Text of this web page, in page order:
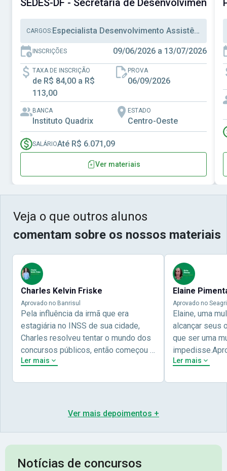
SEDES-DF - Secretaria de Desenvolvimento
CARGOS: Especialista Desenvolvimento Assistência Social, Técnico Desenvolvimento Assistência Social, Técnico Administrativo
INSCRIÇÕES 09/06/2026 a 13/07/2026
TAXA DE INSCRIÇÃO
de R$ 84,00 a R$
113,00
PROVA
06/09/2026
BANCA
Instituto Quadrix
ESTADO
Centro-Oeste
SALÁRIOAté R$ 6.071,09
Ver materiais
Veja o que outros alunos
comentam sobre os nossos materiais
Charles Kelvin Friske
Aprovado no Banrisul
Pela influência da irmã que era
estagiária no INSS de sua cidade,
Charles resolveu tentar o mundo dos
concursos públicos, então começou a
estudar com contéudo gratuito que a
preparação completa, e o resultado
abriu o concurso para o Banco da sua
cidade, o Banrisul. Se tornou
assinante premium e em seguida
Ler mais
Elaine
Aprovado no
Elaine, uma
alcançar seus
que ser uma
concursos
sua vida e
obstáculos
Ler mais
Ver mais depoimentos +
Notícias de concursos